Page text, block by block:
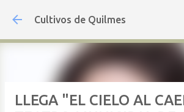
Ir al contenido principal
Cultivos de Quilmes
LLEGA "EL CIELO AL